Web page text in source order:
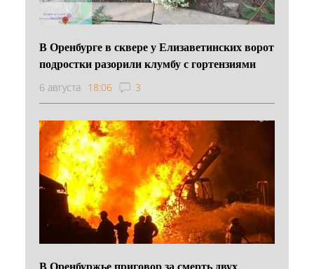
В Оренбурге в сквере у Елизаветинских ворот
подростки разорили клумбу с гортензиями
6 августа 18:06 3
В Оренбуржье приговор за смерть двух